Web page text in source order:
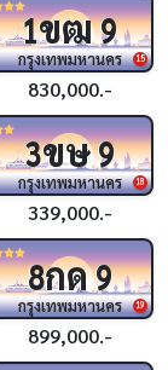
15
1ขฒ9
กรุงเทพมหานคร
830,000.-
18
3ขษ9
กรุงเทพมหานคร
339,000.-
19
8กด9
กรุงเทพมหานคร
899,000.-